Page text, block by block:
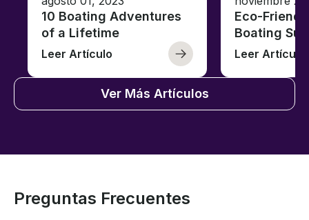
10 Boating Adventures
of a Lifetime
Leer Artículo
Eco-
Boating
Leer Artículo
Ver Más Artículos
Preguntas Frecuentes